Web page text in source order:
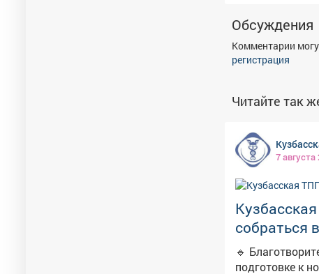
Обсуждения
Комментарии
регистрация
Читайте так
7 августа
собраться
🔹
подготовке к